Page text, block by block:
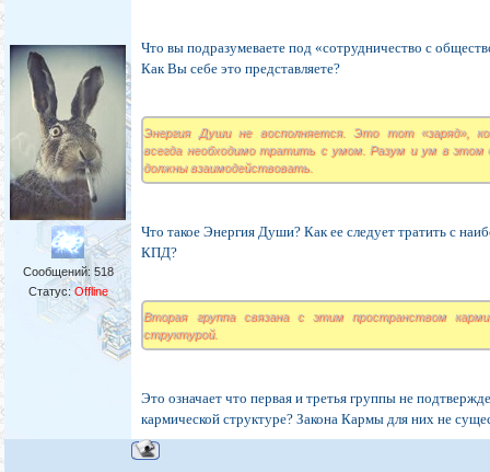
Сообщений: 518
Статус:Offline
Что вы подразумеваете под «сотрудничество с
Как Вы себе это представляете?
Энергия Души не восполняется. Это тот «заряд»,
всегда необходимо тратить с умом. Разум и ум в этом
должны взаимодействовать.
Что такое Энергия Души? Как ее следует тратить с
КПД?
Вторая группа связана с этим пространством
структурой.
Это означает что первая и третья группы не
кармической структуре? Закона Кармы для них не